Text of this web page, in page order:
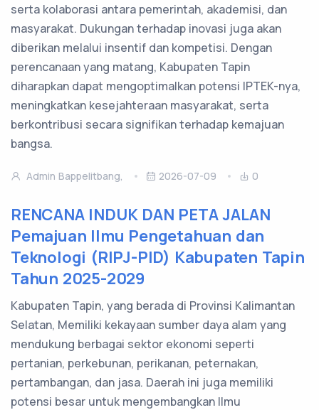
serta kolaborasi antara pemerintah, akademisi, dan
masyarakat. Dukungan terhadap inovasi juga akan
diberikan melalui insentif dan kompetisi. Dengan
perencanaan yang matang, Kabupaten Tapin
diharapkan dapat mengoptimalkan potensi IPTEK-nya,
meningkatkan kesejahteraan masyarakat, serta
berkontribusi secara signifikan terhadap kemajuan
bangsa.
Admin Bappelitbang, 2026-07-09 0
RENCANA INDUK DAN PETA JALAN
Pemajuan Ilmu Pengetahuan dan
Teknologi (RIPJ-PID) Kabupaten Tapin
Tahun 2025-2029
Kabupaten Tapin, yang berada di Provinsi Kalimantan
Selatan, Memiliki kekayaan sumber daya alam yang
mendukung berbagai sektor ekonomi seperti
pertanian, perkebunan, perikanan, peternakan,
pertambangan, dan jasa. Daerah ini juga memiliki
potensi besar untuk mengembangkan Ilmu